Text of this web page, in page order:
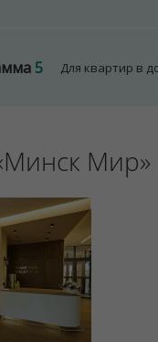
5 Для квартир в
Мир»